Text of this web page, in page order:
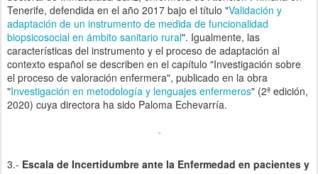
Tenerife, defendida en el año 2017 bajo el título "Validación y
adaptación de un instrumento de medida de funcionalidad
biopsicosocial en ámbito sanitario rural". Igualmente, las
características del instrumento y el proceso de adaptación al
contexto español se describen en el capítulo "Investigación sobre
el proceso de valoración enfermera", publicado en la obra
"Investigación en metodología y lenguajes enfermeros" (2ª edición,
2020) cuya directora ha sido Paloma Echevarría.
3.- Escala de Incertidumbre ante la Enfermedad en pacientes y